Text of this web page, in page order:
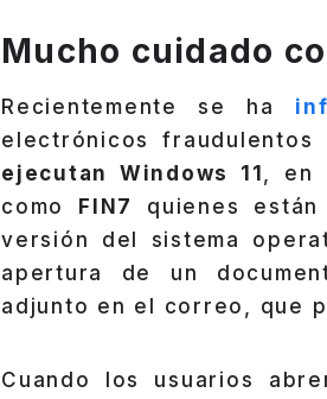
Mucho cuidado
Recientemente se ha
electrónicos
ejecutan Windows 11 , en
como
FIN7
quienes
versión del sistema
apertura de un
adjunto en el correo, que
Cuando los usuarios